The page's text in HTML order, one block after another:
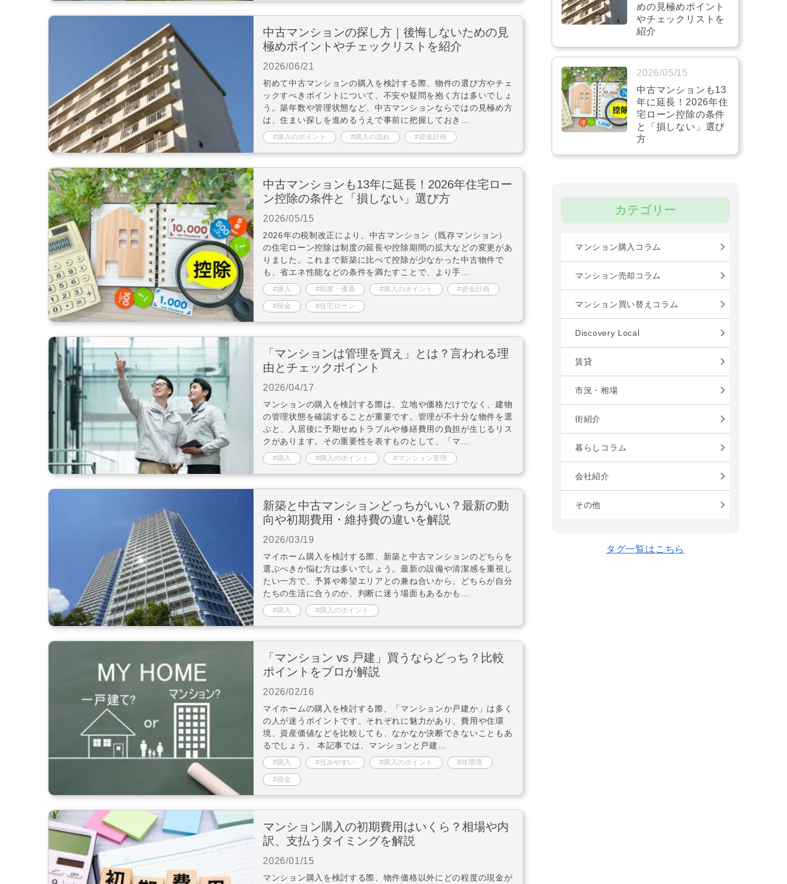
中古マンションの探し方｜後悔しないための見
極めポイントやチェックリストを紹介
2026/06/21
初めて中古マンションの購入を検討する際、物件の選び方やチェ
ックすべきポイントについて、不安や疑問を抱く方は多いでしょ
う。築年数や管理状態など、中古マンションならではの見極め方
は、住まい探しを進めるうえで事前に把握しておき…
購入のポイント 購入の流れ 資金計画
中古マンションも13年に延長！2026年住宅ロー
ン控除の条件と「損しない」選び方
2026/05/15
2026年の税制改正により、中古マンション（既存マンション）
の住宅ローン控除は制度の延長や控除期間の拡大などの変更があ
りました。これまで新築に比べて控除が少なかった中古物件で
も、省エネ性能などの条件を満たすことで、より手…
購入 制度・優遇 購入のポイント 資金計画
税金 住宅ローン
「マンションは管理を買え」とは？言われる理
由とチェックポイント
2026/04/17
マンションの購入を検討する際は、立地や価格だけでなく、建物
の管理状態を確認することが重要です。管理が不十分な物件を選
ぶと、入居後に予期せぬトラブルや修繕費用の負担が生じるリス
クがあります。その重要性を表すものとして、「マ…
購入 購入のポイント マンション管理
新築と中古マンションどっちがいい？最新の動
向や初期費用・維持費の違いを解説
2026/03/19
マイホーム購入を検討する際、新築と中古マンションのどちらを
選ぶべきか悩む方は多いでしょう。最新の設備や清潔感を重視し
たい一方で、予算や希望エリアとの兼ね合いから、どちらが自分
たちの生活に合うのか、判断に迷う場面もあるかも…
購入 購入のポイント
「マンション vs 戸建」買うならどっち？比較
ポイントをプロが解説
2026/02/16
マイホームの購入を検討する際、「マンションか戸建か」は多く
の人が迷うポイントです。それぞれに魅力があり、費用や住環
境、資産価値などを比較しても、なかなか決断できないこともあ
るでしょう。 本記事では、マンションと戸建…
購入 住みやすい 購入のポイント 住環境
税金
マンション購入の初期費用はいくら？相場や内
訳、支払うタイミングを解説
2026/01/15
マンション購入を検討する際、物件価格以外にどの程度の現金が
めの見極めポイント
やチェックリストを
紹介
2026/05/15
中古マンションも13
年に延長！2026年住
宅ローン控除の条件
と「損しない」選び
方
カテゴリー
マンション購入コラム
マンション売却コラム
マンション買い替えコラム
Discovery Local
賃貸
市況・相場
街紹介
暮らしコラム
会社紹介
その他
タグ一覧はこちら